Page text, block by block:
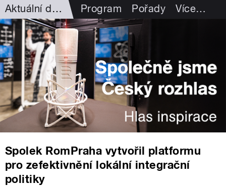
Aktuální dění Program Pořady Více…
Spolek RomPraha vytvořil platformu
pro zefektivnění lokální integrační
politiky